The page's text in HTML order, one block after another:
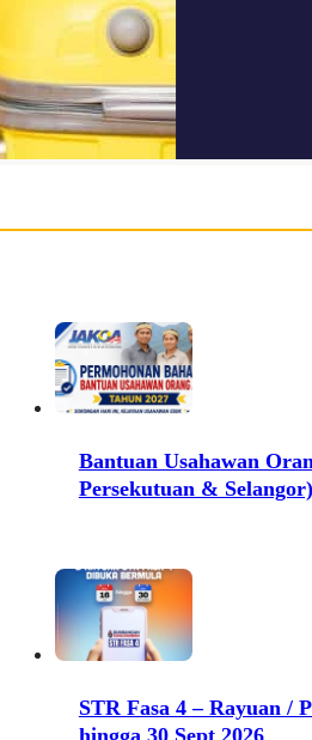
Bantuan Usahawan
Persekutuan & Selangor)
STR Fasa 4 – Rayuan /
hingga 30 Sept 2026